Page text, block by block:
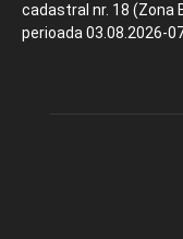
cadastral nr. 18 (Zona
perioada 03.08.2026-